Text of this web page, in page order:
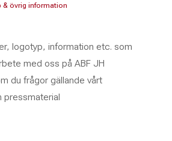
& övrig information
logotyp, information etc. som
med oss på ABF JH
du frågor gällande vårt
pressmaterial